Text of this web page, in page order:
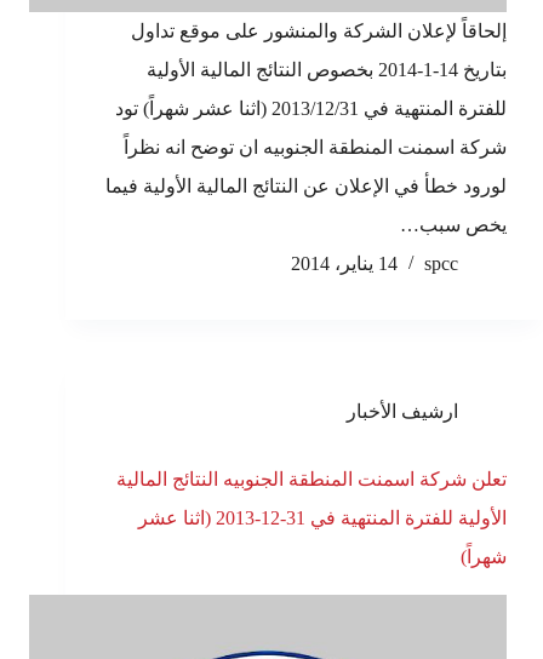
إلحاقاً لإعلان الشركة والمنشور على موقع تداول
بتاريخ 14-1-2014 بخصوص النتائج المالية الأولية
للفترة المنتهية في 2013/12/31 (اثنا عشر شهراً) تود
شركة اسمنت المنطقة الجنوبيه ان توضح انه نظراً
لورود خطأ في الإعلان عن النتائج المالية الأولية فيما
يخص سبب…
spcc
14 يناير، 2014
ارشيف الأخبار
تعلن شركة اسمنت المنطقة الجنوبيه النتائج المالية
الأولية للفترة المنتهية في 31-12-2013 (اثنا عشر
شهراً)